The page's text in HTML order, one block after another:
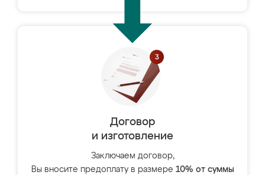
Договор
и изготовление
Заключаем договор,
Вы вносите предоплату в размере 10% от суммы